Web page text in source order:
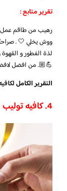
تقرير متابع :
رهيب من طاقم عمل
ووش يخلي 🤍 .
لذة الفطور و
💪🏼. من افضل
التقرير الكامل
4. كافيه توليب